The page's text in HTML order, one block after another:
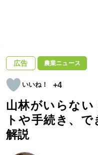
広告 農業ニュース
+4
山林がいらな
トや手続き、
解説